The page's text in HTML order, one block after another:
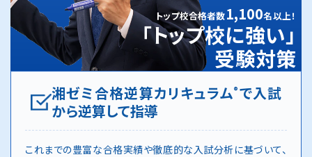
トップ校合格者数1,100名以上！
「トップ校に強い」
受験対策
湘ゼミ合格逆算カリキュラム®で入試
から逆算して指導
これまでの豊富な合格実績や徹底的な入試分析に基づいて、